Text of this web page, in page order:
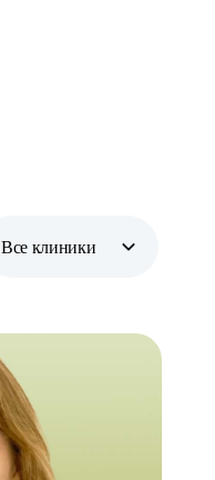
Все клиники
Дрожжино
Жулебино